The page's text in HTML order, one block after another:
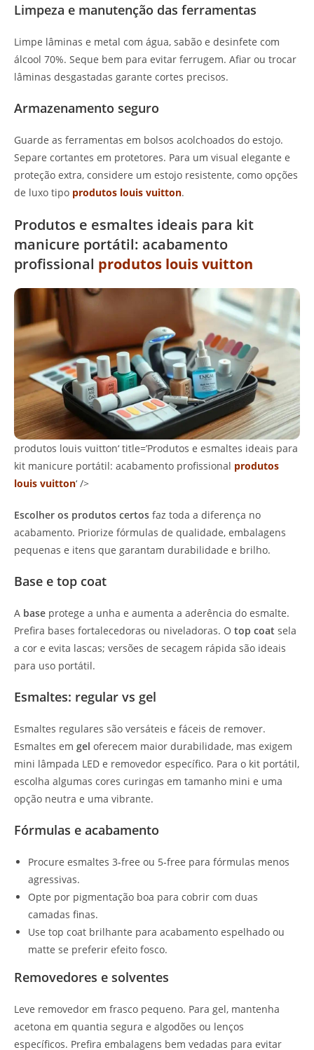
Limpeza e manutenção das ferramentas
Limpe lâminas e metal com água, sabão e desinfete com
álcool 70%. Seque bem para evitar ferrugem. Afiar ou trocar
lâminas desgastadas garante cortes precisos.
Armazenamento seguro
Guarde as ferramentas em bolsos acolchoados do estojo.
Separe cortantes em protetores. Para um visual elegante e
proteção extra, considere um estojo resistente, como opções
de luxo tipo produtos louis vuitton.
Produtos e esmaltes ideais para kit
manicure portátil: acabamento
profissional produtos louis vuitton
produtos louis vuitton‘ title=’Produtos e esmaltes ideais para
kit manicure portátil: acabamento profissional produtos
louis vuitton‘ />
Escolher os produtos certos faz toda a diferença no
acabamento. Priorize fórmulas de qualidade, embalagens
pequenas e itens que garantam durabilidade e brilho.
Base e top coat
A base protege a unha e aumenta a aderência do esmalte.
Prefira bases fortalecedoras ou niveladoras. O top coat sela
a cor e evita lascas; versões de secagem rápida são ideais
para uso portátil.
Esmaltes: regular vs gel
Esmaltes regulares são versáteis e fáceis de remover.
Esmaltes em gel oferecem maior durabilidade, mas exigem
mini lâmpada LED e removedor específico. Para o kit portátil,
escolha algumas cores curingas em tamanho mini e uma
opção neutra e uma vibrante.
Fórmulas e acabamento
Procure esmaltes 3‑free ou 5‑free para fórmulas menos
agressivas.
Opte por pigmentação boa para cobrir com duas
camadas finas.
Use top coat brilhante para acabamento espelhado ou
matte se preferir efeito fosco.
Removedores e solventes
Leve removedor em frasco pequeno. Para gel, mantenha
acetona em quantia segura e algodões ou lenços
específicos. Prefira embalagens bem vedadas para evitar